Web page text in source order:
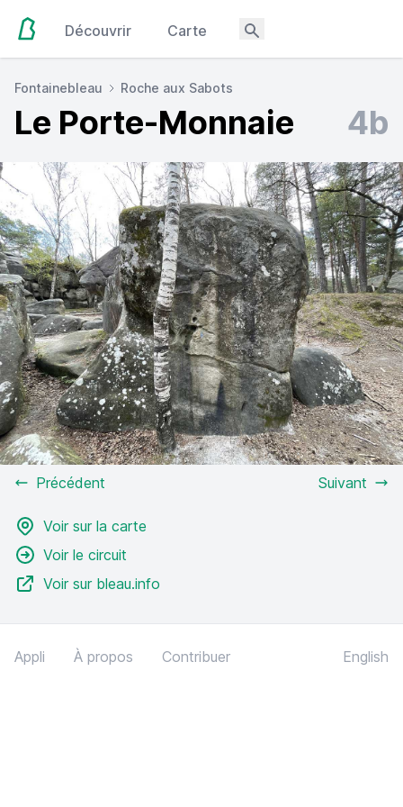
Découvrir Carte
Fontainebleau Roche aux Sabots
Le Porte-Monnaie 4b
Précédent Suivant
Voir sur la carte
Voir le circuit
Voir sur bleau.info
Appli À propos Contribuer English